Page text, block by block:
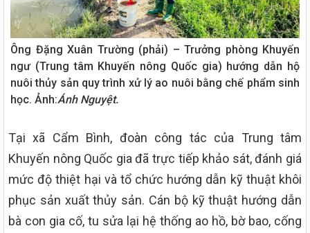
Ông Đặng Xuân Trường (phải) – Trưởng phòng Khuyến
ngư (Trung tâm Khuyến nông Quốc gia) hướng dẫn hộ
nuôi thủy sản quy trình xử lý ao nuôi bằng chế phẩm sinh
học. Ảnh:Ánh Nguyệt.
Tại xã Cẩm Bình, đoàn công tác của Trung tâm
Khuyến nông Quốc gia đã trực tiếp khảo sát, đánh giá
mức độ thiệt hại và tổ chức hướng dẫn kỹ thuật khôi
phục sản xuất thủy sản. Cán bộ kỹ thuật hướng dẫn
bà con gia cố, tu sửa lại hệ thống ao hồ, bờ bao, cống